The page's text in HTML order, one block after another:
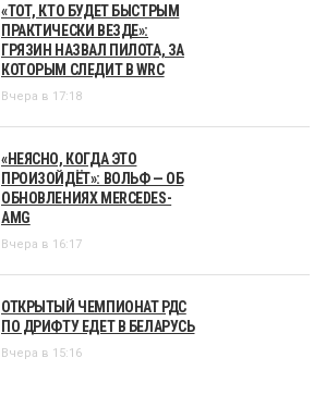
«ТОТ, КТО БУДЕТ БЫСТРЫМ
ПРАКТИЧЕСКИ ВЕЗДЕ»:
ГРЯЗИН НАЗВАЛ ПИЛОТА, ЗА
КОТОРЫМ СЛЕДИТ В WRC
Вчера в 17:18
«НЕЯСНО, КОГДА ЭТО
ПРОИЗОЙДЁТ»: ВОЛЬФ — ОБ
ОБНОВЛЕНИЯХ MERCEDES-
AMG
Вчера в 16:17
ОТКРЫТЫЙ ЧЕМПИОНАТ РДС
ПО ДРИФТУ ЕДЕТ В БЕЛАРУСЬ
Вчера в 15:16